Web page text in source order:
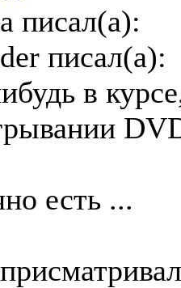
писал(a):
писал(a):
в
есть ...